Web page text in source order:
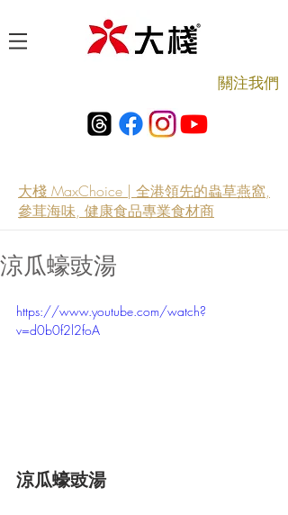
​關注我們
大棧 MaxChoice | 全港領先的蟲草燕窩,
參茸海味, 健康食品專業食材商
涼瓜蠔豉湯
https://www.youtube.com/watch?
v=d0b0f2l2foA
涼瓜蠔豉湯